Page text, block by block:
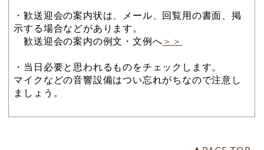
・歓送迎会の案内状は、メール、回覧用の書面、掲
示する場合などがあります。
歓送迎会の案内の例文・文例へ＞＞
・当日必要と思われるものをチェックします。
マイクなどの音響設備はつい忘れがちなので注意し
ましょう。